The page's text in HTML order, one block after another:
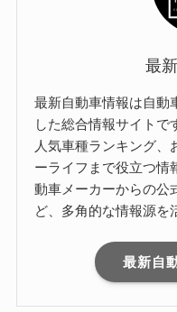
最
最新自動車情報は自動
した総合情報サイトで
人気車種ランキング、
ーライフまで役立つ情
動車メーカーからの公
ど、多角的な情報源を
最新自